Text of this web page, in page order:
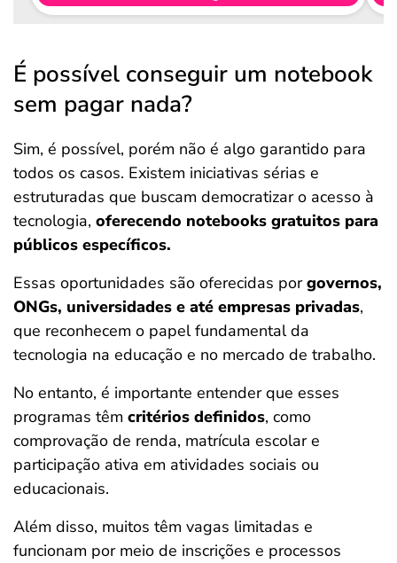
É possível conseguir um notebook
sem pagar nada?
Sim, é possível, porém não é algo garantido para
todos os casos. Existem iniciativas sérias e
estruturadas que buscam democratizar o acesso à
tecnologia, oferecendo notebooks gratuitos para
públicos específicos.
Essas oportunidades são oferecidas porgovernos,
ONGs, universidades e até empresas privadas,
que reconhecem o papel fundamental da
tecnologia na educação e no mercado de trabalho.
No entanto, é importante entender que esses
programas têm critérios definidos, como
comprovação de renda, matrícula escolar e
participação ativa em atividades sociais ou
educacionais.
Além disso, muitos têm vagas limitadas e
funcionam por meio de inscrições e processos